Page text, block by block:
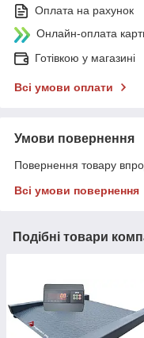
Оплата на рахунок
Онлайн-оплата
Готівкою у магазині
Всі умови оплати
Умови повернення
Повернення товару
Всі умови повернення
Подібні товари